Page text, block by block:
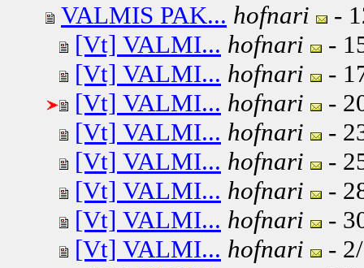
VALMIS PAK... hofnari
-
[Vt] VALMI... hofnari
-
[Vt] VALMI... hofnari
-
[Vt] VALMI... hofnari
-
[Vt] VALMI... hofnari
-
[Vt] VALMI... hofnari
-
[Vt] VALMI... hofnari
-
[Vt] VALMI... hofnari
-
[Vt] VALMI... hofnari
-